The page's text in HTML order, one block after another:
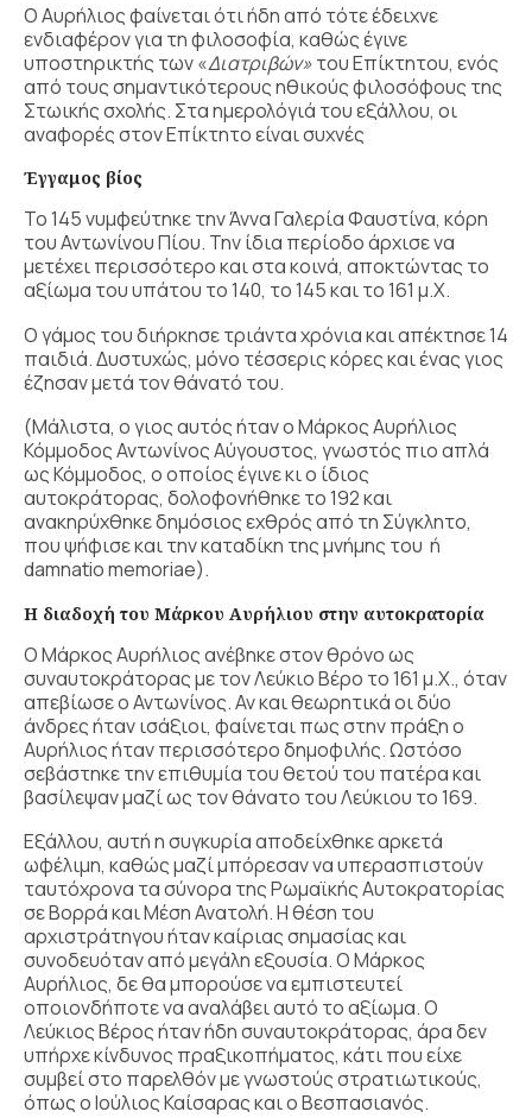
Ο Αυρήλιος φαίνεται ότι ήδη από τότε έδειχνε
ενδιαφέρον για τη φιλοσοφία, καθώς έγινε
υποστηρικτής των «Διατριβών»του Επίκτητου, ενός
από τους σημαντικότερους ηθικούς φιλοσόφους της
Στωικής σχολής. Στα ημερολόγιά του εξάλλου, οι
αναφορές στον Επίκτητο είναι συχνές
Έγγαμος βίος
Το 145 νυμφεύτηκε την Άννα Γαλερία Φαυστίνα, κόρη
του Αντωνίνου Πίου. Την ίδια περίοδο άρχισε να
μετέχει περισσότερο και στα κοινά, αποκτώντας το
αξίωμα του υπάτου το 140, το 145 και το 161 μ.Χ.
Ο γάμος του διήρκησε τριάντα χρόνια και απέκτησε 14
παιδιά. Δυστυχώς, μόνο τέσσερις κόρες και ένας γιος
έζησαν μετά τον θάνατό του.
(Μάλιστα, ο γιος αυτός ήταν ο Μάρκος Αυρήλιος
Κόμμοδος Αντωνίνος Αύγουστος, γνωστός πιο απλά
ως Κόμμοδος, ο οποίος έγινε κι ο ίδιος
αυτοκράτορας, δολοφονήθηκε το 192 και
ανακηρύχθηκε δημόσιος εχθρός από τη Σύγκλητο,
που ψήφισε και την καταδίκη της μνήμης του ή
damnatio memoriae).
Η διαδοχή του Μάρκου Αυρήλιου στην αυτοκρατορία
Ο Μάρκος Αυρήλιος ανέβηκε στον θρόνο ως
συναυτοκράτορας με τον Λεύκιο Βέρο το 161 μ.Χ., όταν
απεβίωσε ο Αντωνίνος. Αν και θεωρητικά οι δύο
άνδρες ήταν ισάξιοι, φαίνεται πως στην πράξη ο
Αυρήλιος ήταν περισσότερο δημοφιλής. Ωστόσο
σεβάστηκε την επιθυμία του θετού του πατέρα και
βασίλεψαν μαζί ως τον θάνατο του Λεύκιου το 169.
Εξάλλου, αυτή η συγκυρία αποδείχθηκε αρκετά
ωφέλιμη, καθώς μαζί μπόρεσαν να υπερασπιστούν
ταυτόχρονα τα σύνορα της Ρωμαϊκής Αυτοκρατορίας
σε Βορρά και Μέση Ανατολή. Η θέση του
αρχιστράτηγου ήταν καίριας σημασίας και
συνοδευόταν από μεγάλη εξουσία. Ο Μάρκος
Αυρήλιος, δε θα μπορούσε να εμπιστευτεί
οποιονδήποτε να αναλάβει αυτό το αξίωμα. Ο
Λεύκιος Βέρος ήταν ήδη συναυτοκράτορας, άρα δεν
υπήρχε κίνδυνος πραξικοπήματος, κάτι που είχε
συμβεί στο παρελθόν με γνωστούς στρατιωτικούς,
όπως ο Ιούλιος Καίσαρας και ο Βεσπασιανός.